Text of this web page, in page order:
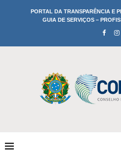
PORTAL DA TRANSPARÊNCIA E
GUIA DE SERVIÇOS –